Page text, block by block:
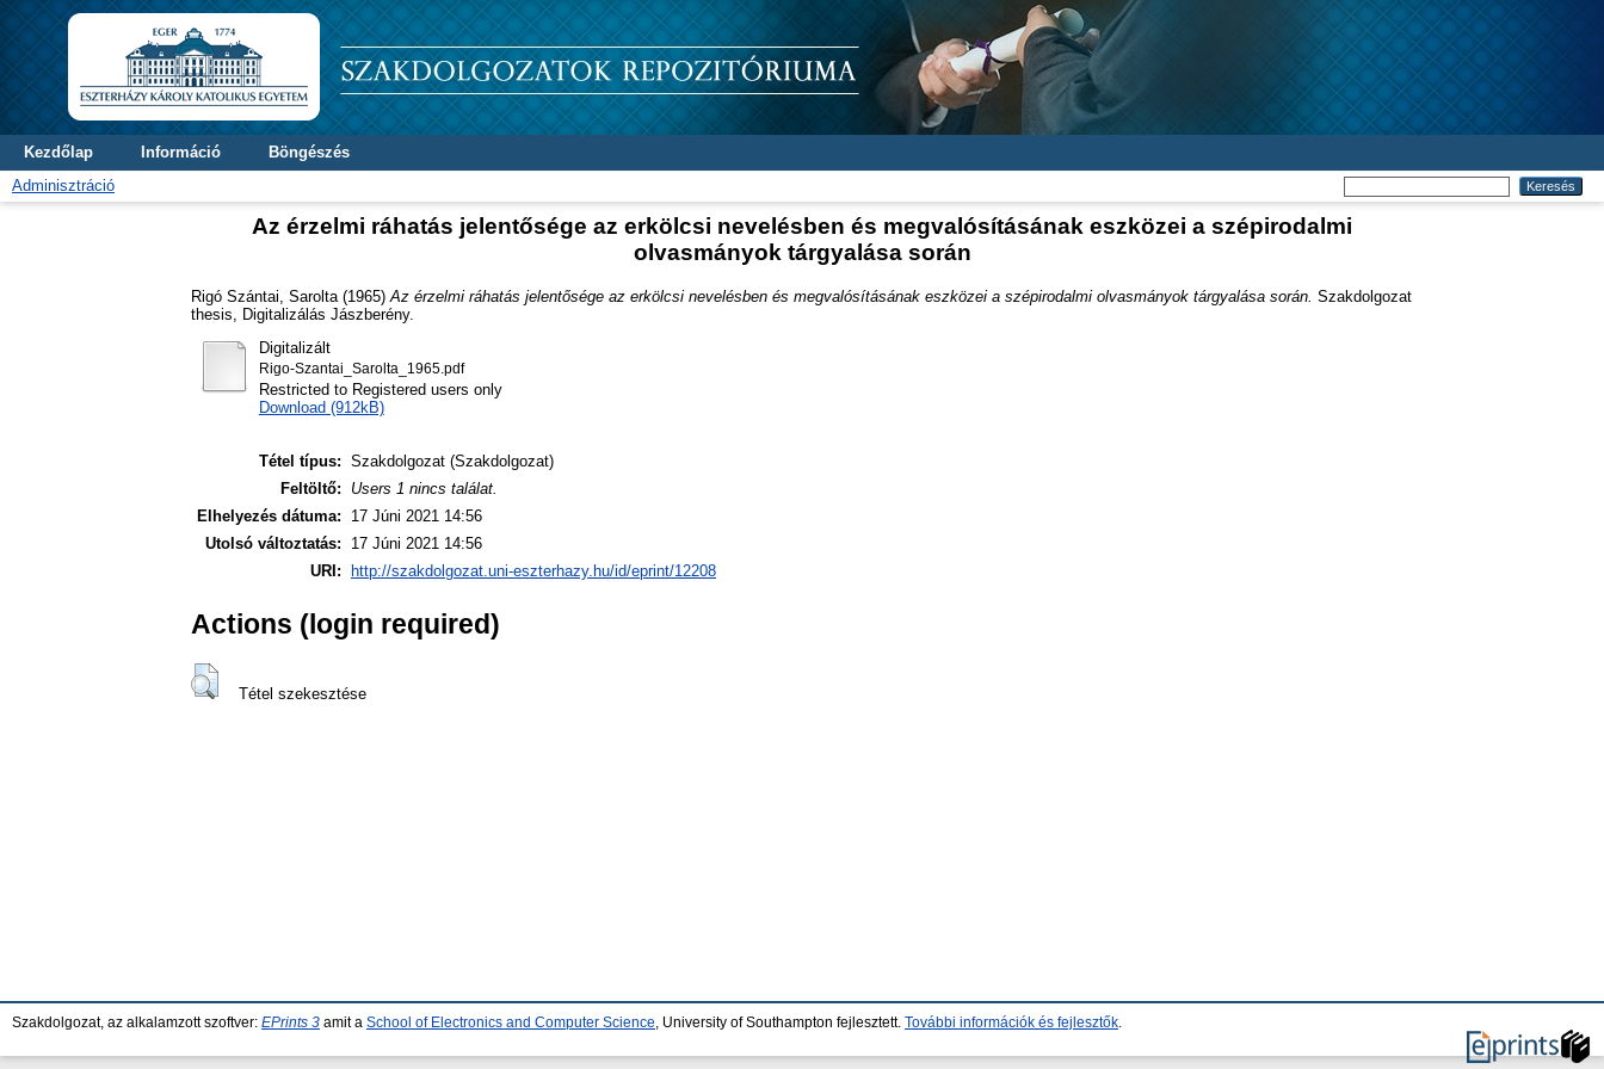
Kezdőlap Információ
Böngészés
Adminisztráció
Az érzelmi ráhatás jelentősége az erkölcsi nevelésben és megvalósításának eszközei a szépirodalmi
olvasmányok tárgyalása során
Rigó Szántai, Sarolta (1965) Az érzelmi ráhatás jelentősége az erkölcsi nevelésben és megvalósításának eszközei a szépirodalmi olvasmányok tárgyalása során. Szakdolgozat
thesis, Digitalizálás Jászberény.
Digitalizált
Rigo-Szantai_Sarolta_1965.pdf
Restricted to Registered users only
Download (912kB)
Tétel típus: Szakdolgozat (Szakdolgozat)
Feltöltő:
Users 1 nincs találat.
Elhelyezés dátuma:
17 Júni 2021 14:56
Utolsó változtatás:
17 Júni 2021 14:56
URI:
http://szakdolgozat.uni-eszterhazy.hu/id/eprint/12208
Actions (login required)
Tétel szekesztése
Szakdolgozat, az alkalamzott szoftver: EPrints 3 amit a School of Electronics and Computer Science , University of Southampton fejlesztett. További információk és fejlesztők